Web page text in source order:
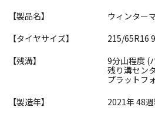
【製品名】
ウィンター
【タイヤサイズ】
215/65R16
【残溝】
9分山程度 (
残り溝セン
プラットフ
【製造年】
2021年 48